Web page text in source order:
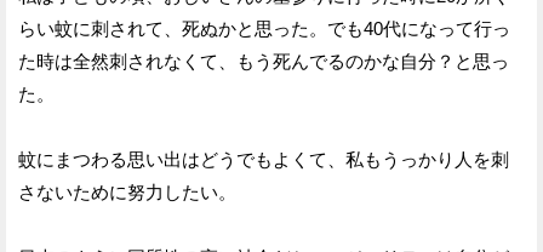
らい蚊に刺されて、死ぬかと思った。でも40代になって行っ
た時は全然刺されなくて、もう死んでるのかな自分？と思っ
た。
蚊にまつわる思い出はどうでもよくて、私もうっかり人を刺
さないために努力したい。